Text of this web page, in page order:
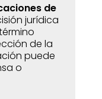
de
jurídica
de la
puede
o